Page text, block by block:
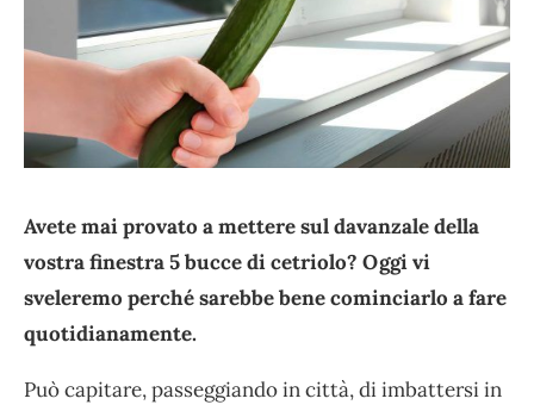
Avete mai provato a mettere sul davanzale della
vostra finestra 5 bucce di cetriolo? Oggi vi
sveleremo perché sarebbe bene cominciarlo a fare
quotidianamente.
Può capitare, passeggiando in città, di imbattersi in